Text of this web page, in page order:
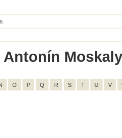
O P Q R S T U V